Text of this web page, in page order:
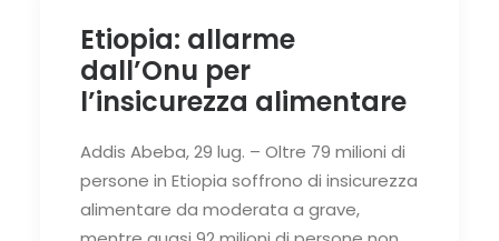
Etiopia: allarme
dall’Onu per
l’insicurezza alimentare
Addis Abeba, 29 lug. – Oltre 79 milioni di
persone in Etiopia soffrono di insicurezza
alimentare da moderata a grave,